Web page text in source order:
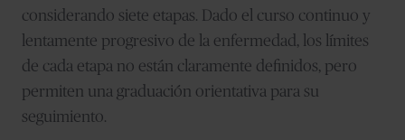
considerando siete etapas. Dado el curso continuo y
lentamente progresivo de la enfermedad, los límites
de cada etapa no están claramente definidos, pero
permiten una graduación orientativa para su
seguimiento.